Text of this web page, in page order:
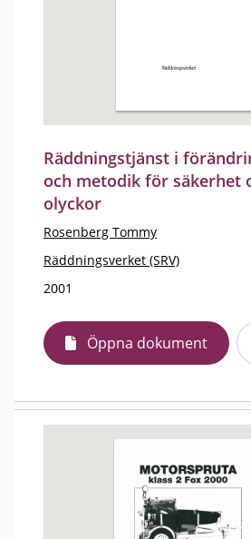
Räddningstjänst i
och metodik för säkerhet
olyckor
Rosenberg Tommy
Räddningsverket (SRV)
2001
Öppna dokument